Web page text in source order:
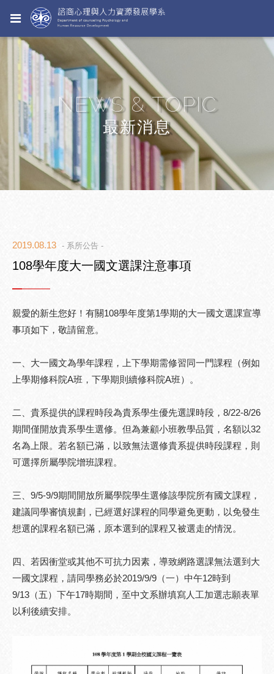
NEWS & TOPIC
最新消息
2019.08.13 - 系所公告 -
108學年度大一國文選課注意事項
親愛的新生您好！有關108學年度第1學期的大一國文選課宣導
事項如下，敬請留意。
一、大一國文為學年課程，上下學期需修習同一門課程（例如
上學期修科院A班，下學期則續修科院A班）。
二、貴系提供的課程時段為貴系學生優先選課時段，8/22-8/26
期間僅開放貴系學生選修。但為兼顧小班教學品質，名額以32
名為上限。若名額已滿，以致無法選修貴系提供時段課程，則
可選擇所屬學院增班課程。
三、9/5-9/9期間開放所屬學院學生選修該學院所有國文課程，
建議同學審慎規劃，已經選好課程的同學避免更動，以免發生
想選的課程名額已滿，原本選到的課程又被選走的情況。
四、若因衝堂或其他不可抗力因素，導致網路選課無法選到大
一國文課程，請同學務必於2019/9/9（一）中午12時到
9/13（五）下午17時期間，至中文系辦填寫人工加選志願表單
以利後續安排。